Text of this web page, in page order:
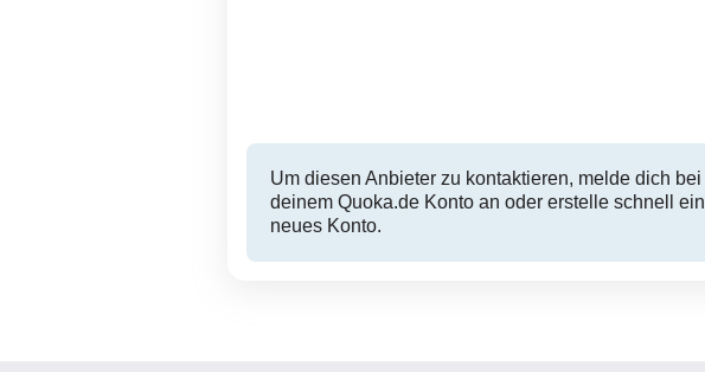
Um diesen Anbieter zu kontaktieren, melde dich bei
deinem Quoka.de Konto an oder erstelle schnell ein
neues Konto.